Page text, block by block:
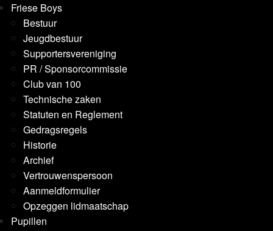
Friese Boys
Bestuur
Jeugdbestuur
Supportersvereniging
PR / Sponsorcommissie
Club van 100
Technische zaken
Statuten en Reglement
Gedragsregels
Historie
Archief
Vertrouwenspersoon
Aanmeldformulier
Opzeggen lidmaatschap
Pupillen